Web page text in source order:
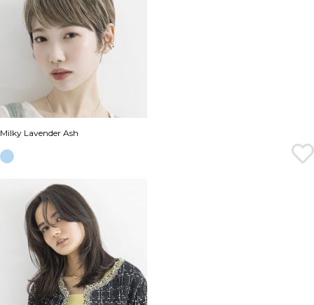
Milky Lavender Ash